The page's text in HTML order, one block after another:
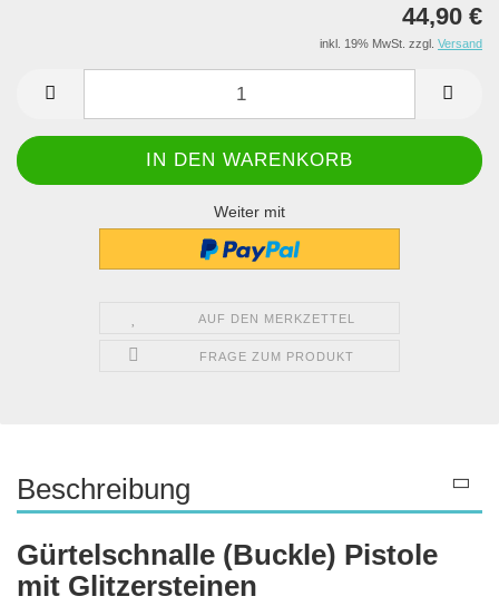
44,90 €
inkl. 19% MwSt. zzgl. Versand
Weiter mit
AUF DEN MERKZETTEL
FRAGE ZUM PRODUKT
Beschreibung
Gürtelschnalle (Buckle) Pistole
mit Glitzersteinen